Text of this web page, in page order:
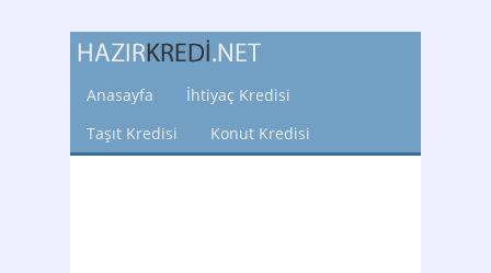
Anasayfa
İhtiyaç Kredisi
Taşıt Kredisi
Konut Kredisi